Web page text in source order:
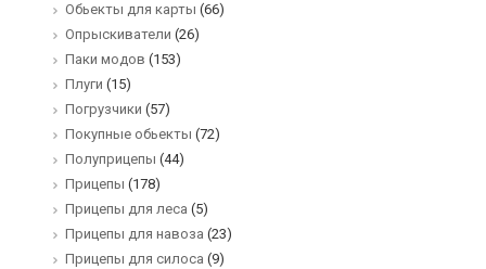
Обьекты для карты (66)
Опрыскиватели (26)
Паки модов (153)
Плуги (15)
Погрузчики (57)
Покупные обьекты (72)
Полуприцепы (44)
Прицепы (178)
Прицепы для леса (5)
Прицепы для навоза (23)
Прицепы для силоса (9)